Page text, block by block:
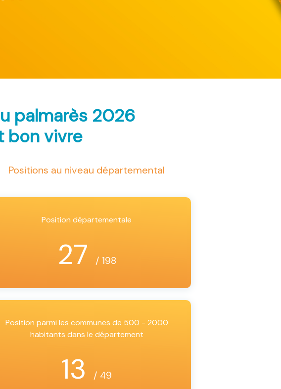
palmarès 2026
bon vivre
Positions au niveau départemental
Position départementale
27 / 198
Position parmi les communes de 500 - 2000
habitants dans le département
13 / 49